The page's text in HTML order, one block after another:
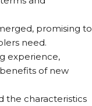
promising to
need.
experience,
of new
the characteristics